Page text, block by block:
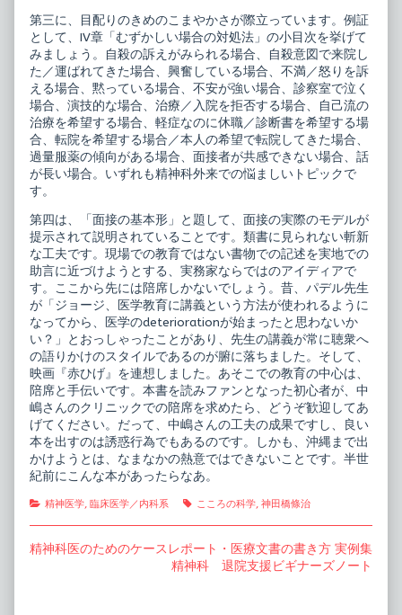
第三に、目配りのきめのこまやかさが際立っています。例証
として、IV章「むずかしい場合の対処法」の小目次を挙げて
みましょう。自殺の訴えがみられる場合、自殺意図で来院し
た／運ばれてきた場合、興奮している場合、不満／怒りを訴
える場合、黙っている場合、不安が強い場合、診察室で泣く
場合、演技的な場合、治療／入院を拒否する場合、自己流の
治療を希望する場合、軽症なのに休職／診断書を希望する場
合、転院を希望する場合／本人の希望で転院してきた場合、
過量服薬の傾向がある場合、面接者が共感できない場合、話
が長い場合。いずれも精神科外来での悩ましいトピックで
す。
第四は、「面接の基本形」と題して、面接の実際のモデルが
提示されて説明されていることです。類書に見られない斬新
な工夫です。現場での教育ではない書物での記述を実地での
助言に近づけようとする、実務家ならではのアイディアで
す。ここから先には陪席しかないでしょう。昔、パデル先生
が「ジョージ、医学教育に講義という方法が使われるように
なってから、医学のdeteriorationが始まったと思わないか
い？」とおっしゃったことがあり、先生の講義が常に聴衆へ
の語りかけのスタイルであるのが腑に落ちました。そして、
映画『赤ひげ』を連想しました。あそこでの教育の中心は、
陪席と手伝いです。本書を読みファンとなった初心者が、中
嶋さんのクリニックでの陪席を求めたら、どうぞ歓迎してあ
げてください。だって、中嶋さんの工夫の成果ですし、良い
本を出すのは誘惑行為でもあるのです。しかも、沖縄まで出
かけようとは、なまなかの熱意ではできないことです。半世
紀前にこんな本があったらなあ。
Categories
精神医学, 臨床医学／内科系 Tags
こころの科学, 神田橋條治
投
Previous
精神科医のためのケースレポート・医療文書の書き方 実例集
Next
精神科 退院支援ビギナーズノート